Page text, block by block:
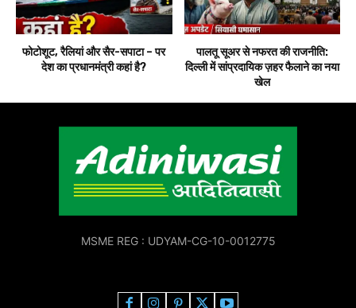
फोटोशूट, रैलियां और सैर-सपाटा – पर
देश का प्रधानमंत्री कहां है?
पालतू सूअर से नफरत की राजनीति:
दिल्ली में सांप्रदायिक ज़हर फैलाने का नया
खेल
MSME REG : UDYAM-CG-10-0012775